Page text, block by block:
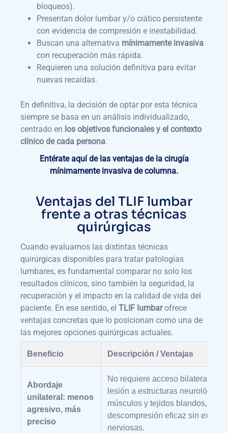
bloqueos).
Presentan dolor lumbar y/o ciático persistente
con evidencia de compresión e inestabilidad.
Buscan una alternativa mínimamente invasiva
con recuperación más rápida.
Requieren una solución definitiva para evitar
nuevas recaídas.
En definitiva, la decisión de optar por esta técnica
siempre se basa en un análisis individualizado,
centrado en los objetivos funcionales y el contexto
clínico de cada persona.
Entérate aquí de las ventajas de la cirugía
mínimamente invasiva de columna.
Ventajas del TLIF lumbar
frente a otras técnicas
quirúrgicas
Cuando evaluamos las distintas técnicas
quirúrgicas disponibles para tratar patologías
lumbares, es fundamental comparar no solo los
resultados clínicos, sino también la seguridad, la
recuperación y el impacto en la calidad de vida del
paciente. En ese sentido, el TLIF lumbarofrece
ventajas concretas que lo posicionan como una de
las mejores opciones quirúrgicas actuales.
Beneficio Descripción / Ventajas
Abordaje
unilateral: menos
agresivo, más
preciso
No requiere acceso bilateral, lo
lesión a estructuras
músculos y tejidos blandos,
descompresión eficaz sin
nerviosas.